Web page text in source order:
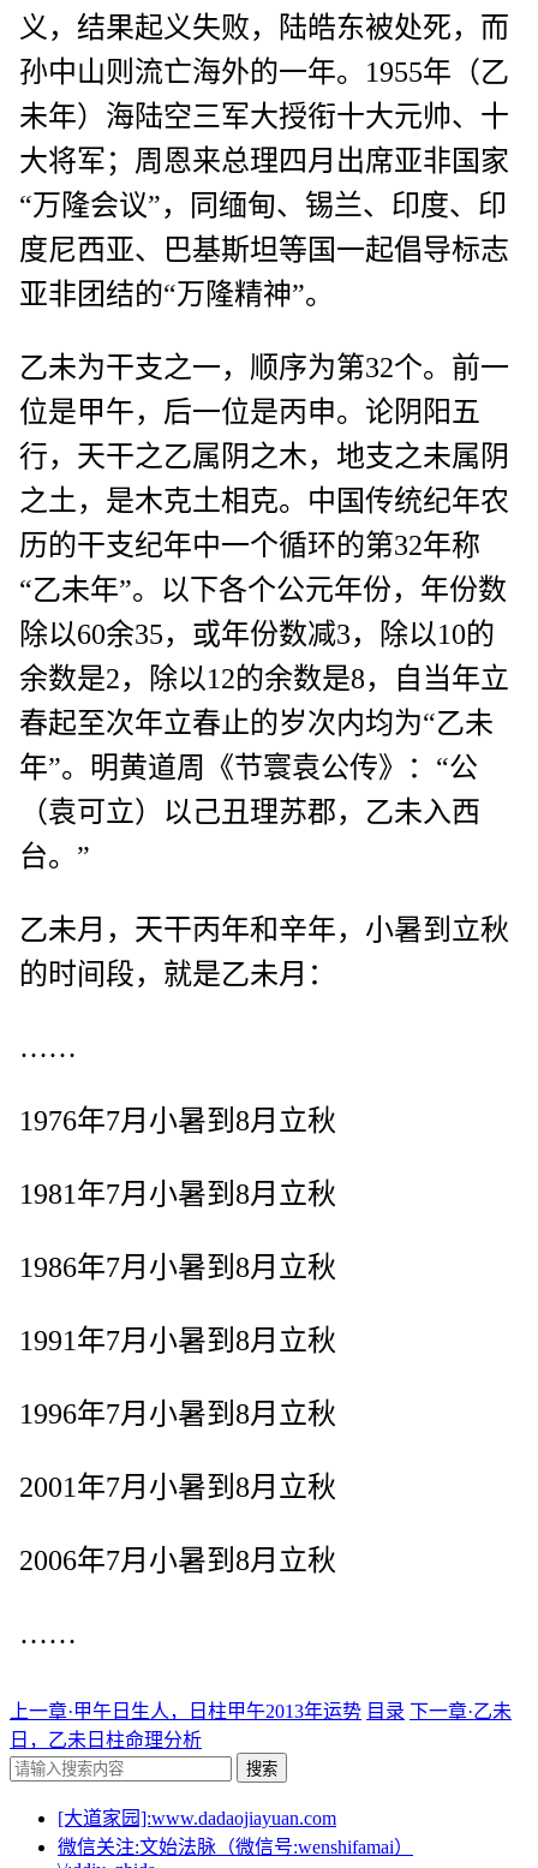
义，结果起义失败，陆皓东被处死，而
孙中山则流亡海外的一年。1955年（乙
未年）海陆空三军大授衔十大元帅、十
大将军；周恩来总理四月出席亚非国家
“万隆会议”，同缅甸、锡兰、印度、印
度尼西亚、巴基斯坦等国一起倡导标志
亚非团结的“万隆精神”。
乙未为干支之一，顺序为第32个。前一
位是甲午，后一位是丙申。论阴阳五
行，天干之乙属阴之木，地支之未属阴
之土，是木克土相克。中国传统纪年农
历的干支纪年中一个循环的第32年称
“乙未年”。以下各个公元年份，年份数
除以60余35，或年份数减3，除以10的
余数是2，除以12的余数是8，自当年立
春起至次年立春止的岁次内均为“乙未
年”。明黄道周《节寰袁公传》：“公
（袁可立）以己丑理苏郡，乙未入西
台。”
乙未月，天干丙年和辛年，小暑到立秋
的时间段，就是乙未月：
……
1976年7月小暑到8月立秋
1981年7月小暑到8月立秋
1986年7月小暑到8月立秋
1991年7月小暑到8月立秋
1996年7月小暑到8月立秋
2001年7月小暑到8月立秋
2006年7月小暑到8月立秋
……
上一章·甲午日生人，日柱甲午2013年运势 目录 下一章·乙未
日，乙未日柱命理分析
搜索
[大道家园]:www.dadaojiayuan.com
微信关注:文始法脉（微信号:wenshifamai）